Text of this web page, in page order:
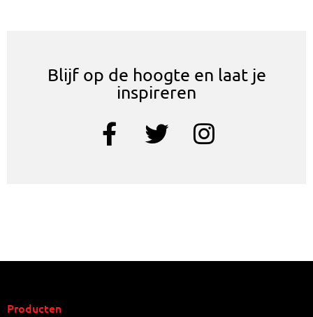
Blijf op de hoogte en laat je
inspireren
Producten